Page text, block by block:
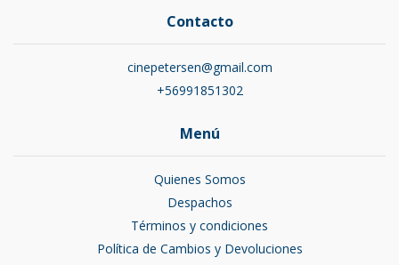
Contacto
cinepetersen@gmail.com
+56991851302
Menú
Quienes Somos
Despachos
Términos y condiciones
Política de Cambios y Devoluciones